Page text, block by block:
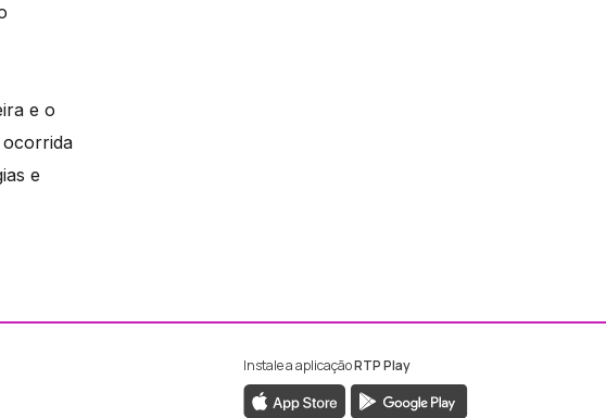
e o
ocorrida
e
ao Facebook da RTP Madeira
ao Instagram da RTP Madeira
Instale a aplicaçãoRTP Play